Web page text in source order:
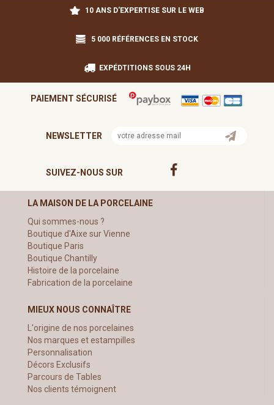
10 ANS D'EXPERTISE SUR LE WEB
5 000 RÉFÉRENCES EN STOCK
EXPÉDTITIONS SOUS 24H
PAIEMENT SÉCURISÉ
NEWSLETTER
SUIVEZ-NOUS SUR
LA MAISON DE LA PORCELAINE
Qui sommes-nous ?
Boutique d'Aixe sur Vienne
Boutique Paris
Boutique Chantilly
Histoire de la porcelaine
Fabrication de la porcelaine
MIEUX NOUS CONNAÎTRE
L'origine de nos porcelaines
Nos marques et estampilles
Personnalisation
Décors Exclusifs
Parcours de Tables
Nos clients témoignent